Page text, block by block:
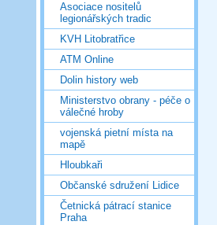
Asociace nositelů
legionářských tradic
KVH Litobratřice
ATM Online
Dolin history web
Ministerstvo obrany - péče o
válečné hroby
vojenská pietní místa na
mapě
Hloubkaři
Občanské sdružení Lidice
Četnická pátrací stanice
Praha